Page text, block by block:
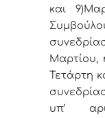
και
Μαρτίου,
Τετάρτη
υπ’